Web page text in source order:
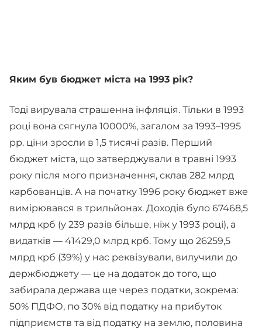
Яким був бюджет міста на 1993 рік?
Тоді вирувала страшенна інфляція. Тільки в 1993
році вона сягнула 10000%, загалом за 1993–1995
рр. ціни зросли в 1,5 тисячі разів. Перший
бюджет міста, що затверджували в травні 1993
року після мого призначення, склав 282 млрд
карбованців. А на початку 1996 року бюджет вже
вимірювався в трильйонах. Доходів було 67468,5
млрд крб (у 239 разів більше, ніж у 1993 році), а
видатків — 41429,0 млрд крб. Тому що 26259,5
млрд крб (39%) у нас реквізували, вилучили до
держбюджету — це на додаток до того, що
забирала держава ще через податки, зокрема:
50% ПДФО, по 30% від податку на прибуток
підприємств та від податку на землю, половина